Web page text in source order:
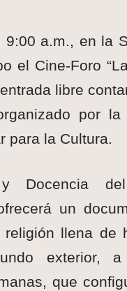
a.m., en la
el Cine-Foro
libre
por la
para la Cultura.
Docencia
un
llena de
exterior,
que